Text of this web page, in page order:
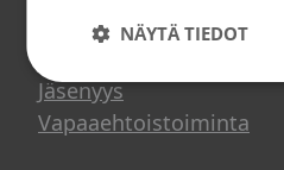
Tule mukaan
Jäsenyys
Vapaaehtoistoiminta
NÄYTÄ TIEDOT